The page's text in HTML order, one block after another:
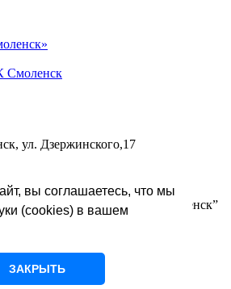
вы соглашаетесь, что мы
(cookies) в вашем
ЗАКРЫТЬ
Смоленск
ул. Дзержинского,17
телевидения “Вести-Смоленск”
радиовещания